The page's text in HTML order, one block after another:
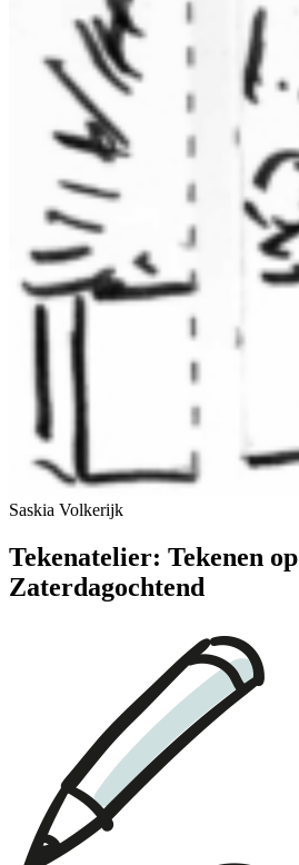
Saskia Volkerijk
Tekenatelier: Tekenen op
Zaterdagochtend